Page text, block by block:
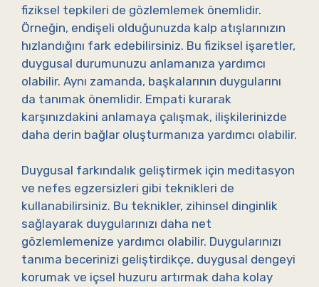
fiziksel tepkileri de gözlemlemek önemlidir.
Örneğin, endişeli olduğunuzda kalp atışlarınızın
hızlandığını fark edebilirsiniz. Bu fiziksel işaretler,
duygusal durumunuzu anlamanıza yardımcı
olabilir. Aynı zamanda, başkalarının duygularını
da tanımak önemlidir. Empati kurarak
karşınızdakini anlamaya çalışmak, ilişkilerinizde
daha derin bağlar oluşturmanıza yardımcı olabilir.
Duygusal farkındalık geliştirmek için meditasyon
ve nefes egzersizleri gibi teknikleri de
kullanabilirsiniz. Bu teknikler, zihinsel dinginlik
sağlayarak duygularınızı daha net
gözlemlemenize yardımcı olabilir. Duygularınızı
tanıma becerinizi geliştirdikçe, duygusal dengeyi
korumak ve içsel huzuru artırmak daha kolay